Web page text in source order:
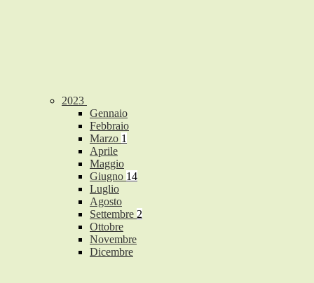
2023
Gennaio
Febbraio
Marzo 1
Aprile
Maggio
Giugno 14
Luglio
Agosto
Settembre 2
Ottobre
Novembre
Dicembre